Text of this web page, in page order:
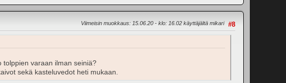
#8
Viimeisin muokkaus: 15.06.20 - klo: 16.02 käyttäjältä mikari
tolppien varaan ilman seiniä?
sekä kasteluvedot heti mukaan.